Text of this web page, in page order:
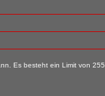
Es besteht ein Limit von 255